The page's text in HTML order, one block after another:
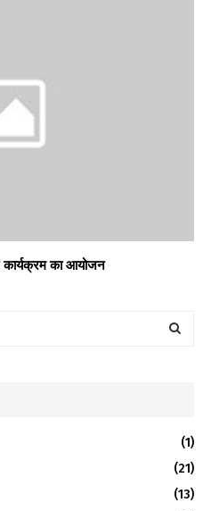
कार्यक्रम का आयोजन
R
(1)
(21)
(13)